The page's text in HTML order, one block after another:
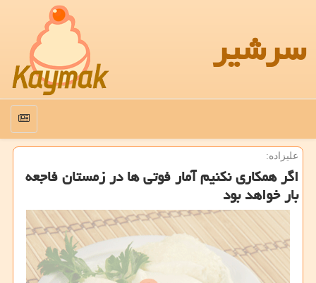
سرشیر
منو
علیزاده:
اگر همكاری نكنیم آمار فوتی ها در زمستان فاجعه
بار خواهد بود